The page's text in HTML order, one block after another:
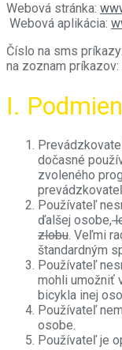
Webová stránka:
Webová aplikácia:
Číslo na sms
na zoznam príkazov:
I.
dočasné
zvoleného
Používateľ
ďalšej osobe,
zlobu. Veľmi
štandardným
Používateľ
mohli umožniť
bicykla inej
Používateľ
osobe.
Používateľ je